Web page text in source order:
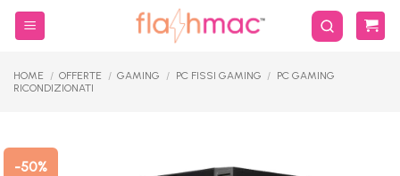
Salta
HOME / OFFERTE / GAMING / PC FISSI GAMING / PC GAMING
RICONDIZIONATI
-50%